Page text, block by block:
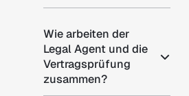
Wie arbeiten der
Legal Agent und die
Vertragsprüfung
zusammen?